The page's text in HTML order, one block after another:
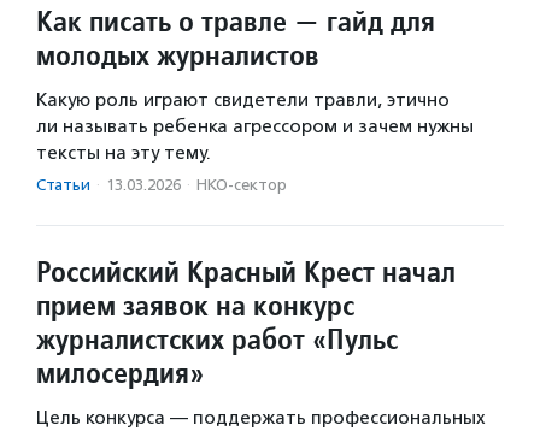
Как писать о травле — гайд для
молодых журналистов
Какую роль играют свидетели травли, этично
ли называть ребенка агрессором и зачем нужны
тексты на эту тему.
Статьи · 13.03.2026 · НКО-сектор
Российский Красный Крест начал
прием заявок на конкурс
журналистских работ «Пульс
милосердия»
Цель конкурса — поддержать профессиональных